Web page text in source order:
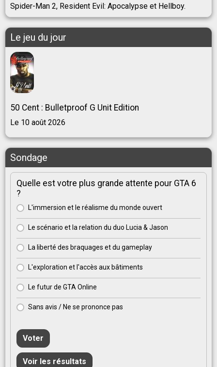
Spider-Man 2, Resident Evil: Apocalypse et Hellboy.
Le jeu du jour
50 Cent : Bulletproof G Unit Edition
Le 10 août 2026
Sondage
Quelle est votre plus grande attente pour GTA 6
?
L'immersion et le réalisme du monde ouvert
Le scénario et la relation du duo Lucia & Jason
La liberté des braquages et du gameplay
L'exploration et l'accès aux bâtiments
Le futur de GTA Online
Sans avis / Ne se prononce pas
Voter
Voir les résultats